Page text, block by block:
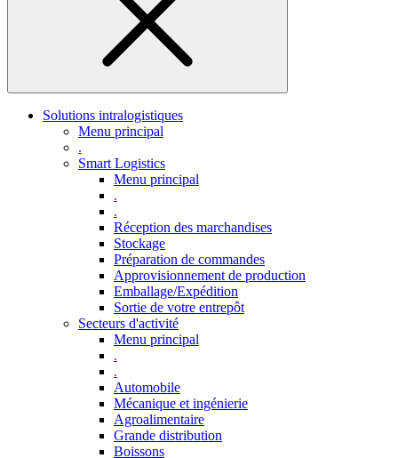
Solutions intralogistiques
Menu principal
.
Smart Logistics
Menu principal
.
.
Réception des marchandises
Stockage
Préparation de commandes
Approvisionnement de production
Emballage/Expédition
Sortie de votre entrepôt
Secteurs d'activité
Menu principal
.
.
Automobile
Mécanique et ingénierie
Agroalimentaire
Grande distribution
Boissons